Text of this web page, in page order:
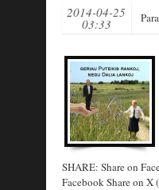
2014-04-25
03:33
SHARE: Share on
Facebook Share on